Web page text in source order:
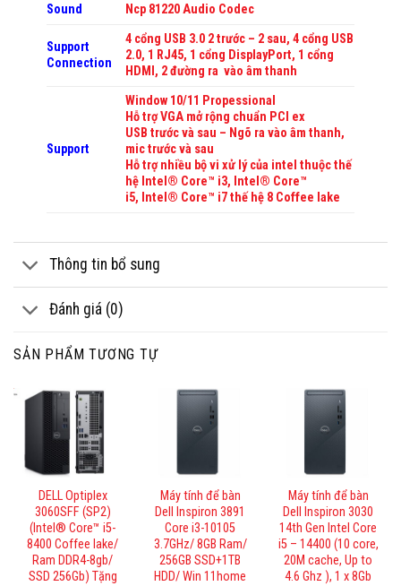
Sound
Ncp 81220 Audio Codec
Support
Connection
4 cổng USB 3.02 trước – 2 sau, 4 cổng USB
2.0, 1 RJ45, 1 cổng DisplayPort, 1 cổng
HDMI, 2 đường ra vào âm thanh
Support
Window 10/11 Propessional
Hỗ trợ VGA mở rộng chuẩn PCI ex
USB trước và sau – Ngõ ra vào âm thanh,
mic trước và sau
Hỗ trợ nhiều bộ vi xử lý của intel thuộc thế
hệ Intel® Core™ i3, Intel® Core™
i5, Intel® Core™ i7 thế hệ 8 Coffee lake
Thông tin bổ sung
Đánh giá (0)
SẢN PHẨM TƯƠNG TỰ
DELL Optiplex
3060SFF (SP2)
(Intel® Core™ i5-
8400 Coffee lake/
Ram DDR4-8gb/
SSD 256Gb) Tặng
Máy tính để bàn
Dell Inspiron 3891
Core i3-10105
3.7GHz/ 8GB Ram/
256GB SSD+1TB
HDD/ Win 11home
Máy tính để bàn
Dell Inspiron 3030
14th Gen Intel Core
i5 – 14400 (10 core,
20M cache, Up to
4.6 Ghz ), 1 x 8Gb